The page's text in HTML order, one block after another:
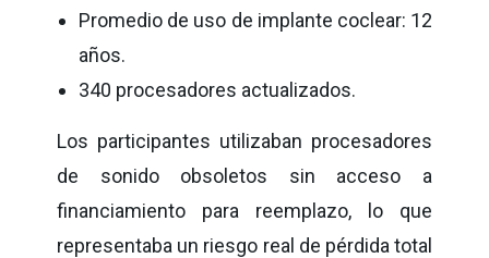
Promedio de uso de implante coclear: 12
años.
340 procesadores actualizados.
Los participantes utilizaban procesadores
de sonido obsoletos sin acceso a
financiamiento para reemplazo, lo que
representaba un riesgo real de pérdida total